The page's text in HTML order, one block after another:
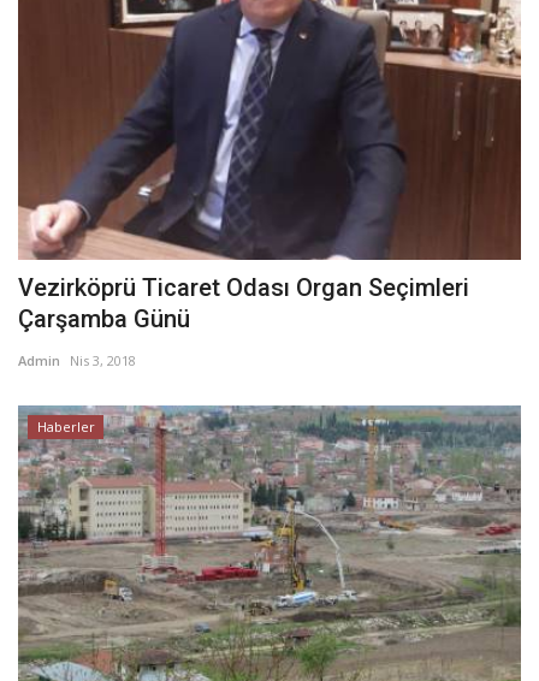
Vezirköprü Ticaret Odası Organ Seçimleri
Çarşamba Günü
Admin Nis 3, 2018
Haberler